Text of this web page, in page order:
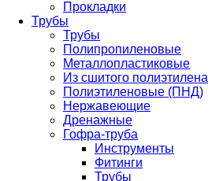
Прокладки
Трубы
Трубы
Полипропиленовые
Металлопластиковые
Из сшитого полиэтилена
Полиэтиленовые (ПНД)
Нержавеющие
Дренажные
Гофра-труба
Инструменты
Фитинги
Трубы